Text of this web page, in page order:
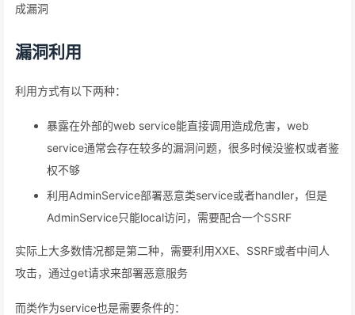
成漏洞
漏洞利用
利用方式有以下两种：
暴露在外部的web service能直接调用造成危害，web
service通常会存在较多的漏洞问题，很多时候没鉴权或者鉴
权不够
利用AdminService部署恶意类service或者handler，但是
AdminService只能local访问，需要配合一个SSRF
实际上大多数情况都是第二种，需要利用XXE、SSRF或者中间人
攻击，通过get请求来部署恶意服务
而类作为service也是需要条件的：